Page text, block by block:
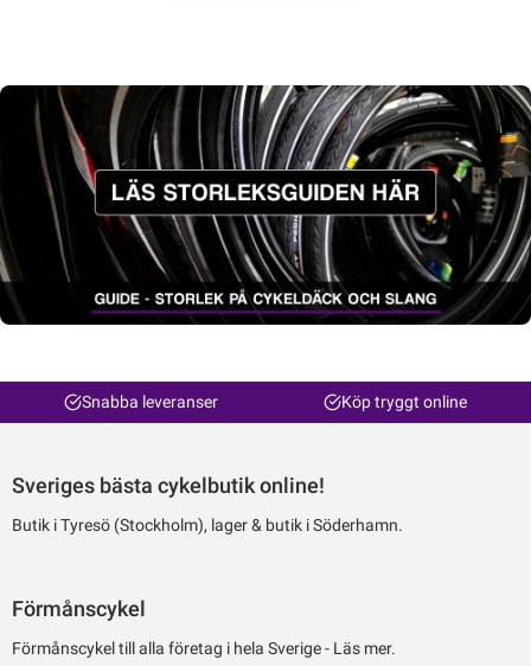
Snabba leveranser Köp tryggt online
Sveriges bästa cykelbutik online!
Butik i Tyresö (Stockholm), lager & butik i Söderhamn.
Förmånscykel
Förmånscykel till alla företag i hela Sverige - Läs mer.